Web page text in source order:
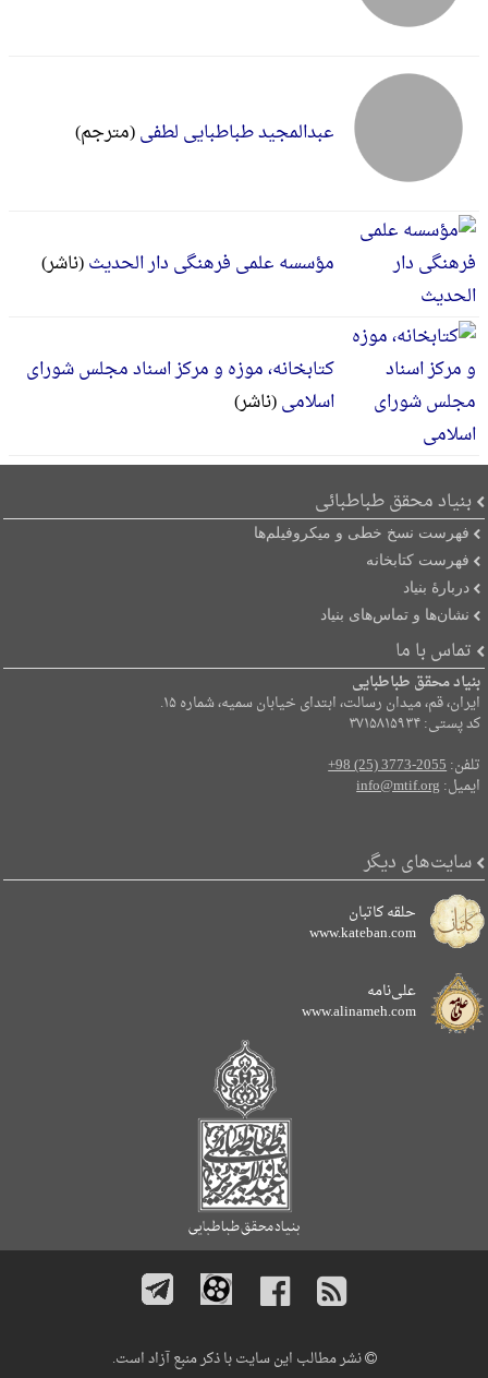
عبدالمجید طباطبایی لطفی(مترجم)
مؤسسه علمی فرهنگی دار الحدیث(ناشر)
کتابخانه، موزه و مرکز اسناد مجلس شورای
اسلامی(ناشر)
بنیاد محقق طباطبائی
فهرست نسخ خطی و میکروفیلم‌ها
فهرست کتابخانه
دربارۀ بنیاد
نشان‌ها و تماس‌های بنیاد
تماس با ما
بنیاد محقق طباطبایی
ایران، قم، میدان رسالت، ابتدای خیابان سمیه، شماره ۱۵.
کد پستی: ۳۷۱۵۸۱۵۹۳۴
تلفن:+98 (25) 3773-2055
ایمیل:info@mtif.org
سایت‌های دیگر
حلقه کاتبان
www.kateban.com
علی‌نامه
www.alinameh.com
نشر مطالب این سایت با ذکر منبع آزاد است.